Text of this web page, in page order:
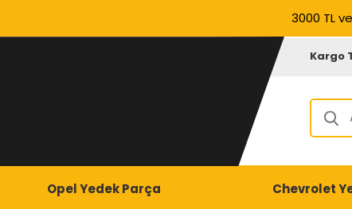
3000 TL
Kargo
Opel Yedek Parça Chevrolet